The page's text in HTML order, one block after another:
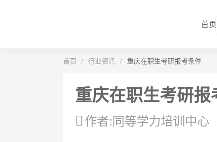
首页
首页 / 行业资讯 / 重庆在职生考研报考条件
重庆在职生考研报
作者:同等学力培训中心